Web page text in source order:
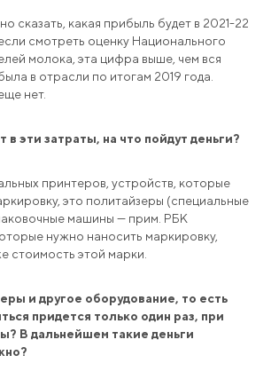
сказать, какая прибыль будет в 2021-22
смотреть оценку Национального
молока, эта цифра выше, чем вся
в отрасли по итогам 2019 года.
нет.
в эти затраты, на что пойдут деньги?
принтеров, устройств, которые
это политайзеры (специальные
машины — прим. РБК
нужно наносить маркировку,
стоимость этой марки.
и другое оборудование, то есть
придется только один раз, при
В дальнейшем такие деньги